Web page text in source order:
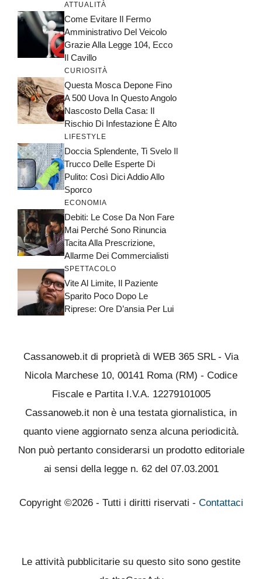
ATTUALITÀ
Come Evitare Il Fermo
Amministrativo Del Veicolo
Grazie Alla Legge 104, Ecco
Il Cavillo
CURIOSITÀ
Questa Mosca Depone Fino
A 500 Uova In Questo Angolo
Nascosto Della Casa: Il
Rischio Di Infestazione È Alto
LIFESTYLE
Doccia Splendente, Ti Svelo Il
Trucco Delle Esperte Di
Pulito: Così Dici Addio Allo
Sporco
ECONOMIA
Debiti: Le Cose Da Non Fare
Mai Perché Sono Rinuncia
Tacita Alla Prescrizione,
Allarme Dei Commercialisti
SPETTACOLO
Vite Al Limite, Il Paziente
Sparito Poco Dopo Le
Riprese: Ore D’ansia Per Lui
Cassanoweb.it di proprietà di WEB 365 SRL - Via
Nicola Marchese 10, 00141 Roma (RM) - Codice
Fiscale e Partita I.V.A. 12279101005
Cassanoweb.it non è una testata giornalistica, in
quanto viene aggiornato senza alcuna periodicità.
Non può pertanto considerarsi un prodotto editoriale
ai sensi della legge n. 62 del 07.03.2001
Copyright ©2026 - Tutti i diritti riservati - Contattaci
Le attività pubblicitarie su questo sito sono gestite